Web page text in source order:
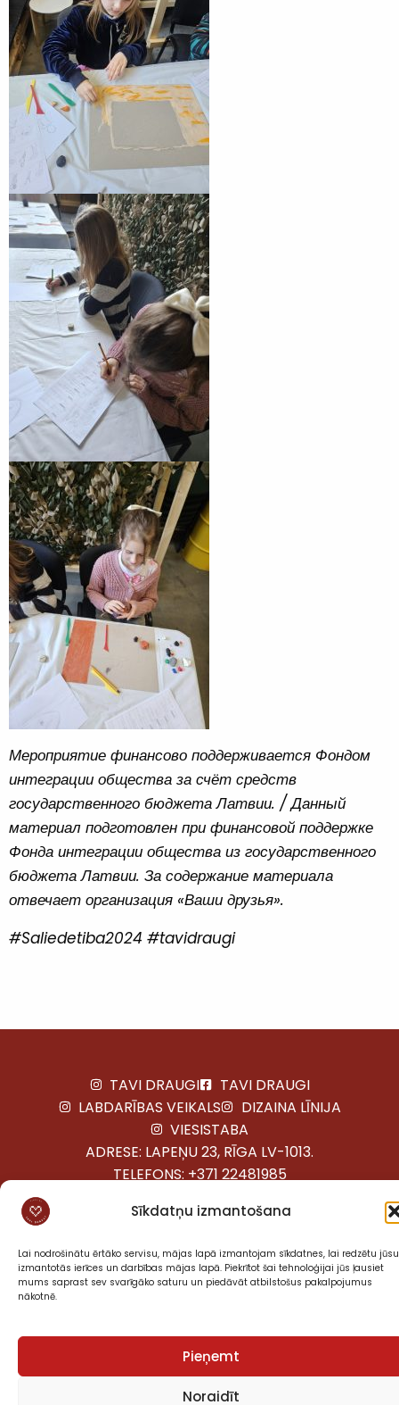
Sīkdatņu izmantošana
Lai nodrošinātu ērtāko servisu, mājas lapā izmantojam sīkdatnes, lai redzētu jūsu
izmantotās ierīces un darbības mājas lapā. Piekrītot šai tehnoloģijai jūs ļausiet
mums saprast sev svarīgāko saturu un piedāvāt atbilstošus pakalpojumus
nākotnē.
Pieņemt
Noraidīt
Мероприятие финансово поддерживается Фондом
интеграции общества за счёт средств
государственного бюджета Латвии. / Данный
материал подготовлен при финансовой поддержке
Фонда интеграции общества из государственного
бюджета Латвии. За содержание материала
отвечает организация «Ваши друзья».
#Saliedetiba2024 #tavidraugi
TAVI DRAUGI
TAVI DRAUGI
LABDARĪBAS VEIKALS
DIZAINA LĪNIJA
VIESISTABA
ADRESE: LAPEŅU 23, RĪGA LV-1013.
TELEFONS: +371 22481985
VISAS TIESĪBAS AIZSARGĀTAS © 2025 BIEDRĪBA «TAVI
DRAUGI»